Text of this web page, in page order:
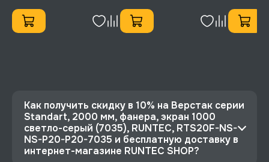
RTS16F-TS7-NS-P16-
5005(7035)
RUNTEC,
NS-P16-
Как получить скидку в 10% на Верстак серии
Standart, 2000 мм, фанера, экран 1000
светло-серый (7035), RUNTEC, RTS20F-NS-
NS-P20-P20-7035 и бесплатную доставку в
интернет-магазине RUNTEC SHOP?